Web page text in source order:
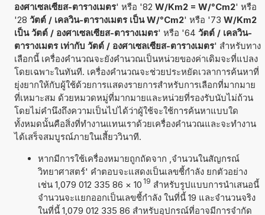
องศาเซลเซียส-ตารางเมตร' หรือ '82 W/Km2 = W/°Cm2' หรือ
'28 วัตต์ / เคลวิน-ตารางเมตร เป็น W/°Cm2' หรือ '73 W/Km2
เป็น วัตต์ / องศาเซลเซียส-ตารางเมตร' หรือ '64 วัตต์ / เคลวิน-
ตารางเมตร เท่ากับ วัตต์ / องศาเซลเซียส-ตารางเมตร' สำหรับทาง
เลือกนี้ เครื่องคำนวณจะยังคำนวณเป็นหน่วยของค่าเดิมจะที่แปลง
โดยเฉพาะในทันที. เครื่องคำนวณจะช่วยประหยัดเวลาการค้นหาที่
ยุ่งยากให้กับผู้ใช้ด้วยการแสดงรายการสำหรับการเลือกที่มากมาย
ที่เหมาะสม ด้วยหมวดหมู่ที่มากมายและหน่วยที่รองรับนับไม่ถ้วน
โดยไม่คำนึงถึงความเป็นไปได้ว่าผู้ใช้จะใช้การค้นหาแบบใด
ทั้งหมดนั้นคือสิ่งที่ทำงานแทนเราด้วยเครื่องคำนวณและจะทำงาน
ได้เสร็จสมบูรณ์ภายในเสี้ยววินาที.
หากมีการใช้เครื่องหมายถูกถัดจาก ,จำนวนในสัญกรณ์
วิทยาศาสตร์' คำตอบจะแสดงเป็นเลขชี้กำลัง ยกตัวอย่าง
เช่น 1,079 012 335 86 × 10 19 สำหรับรูปแบบการนำเสนอนี้
จำนวนจะแยกออกเป็นเลขชี้กำลัง ในที่นี้ 19 และจำนวนจริง
ในที่นี้ 1,079 012 335 86 สำหรับอุปกรณ์ที่อาจมีการจำกัด